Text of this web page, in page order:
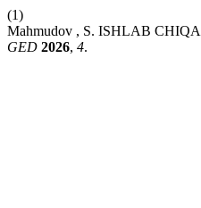
(1)
Mahmudov , S. ISHLAB
GED 2026, 4.